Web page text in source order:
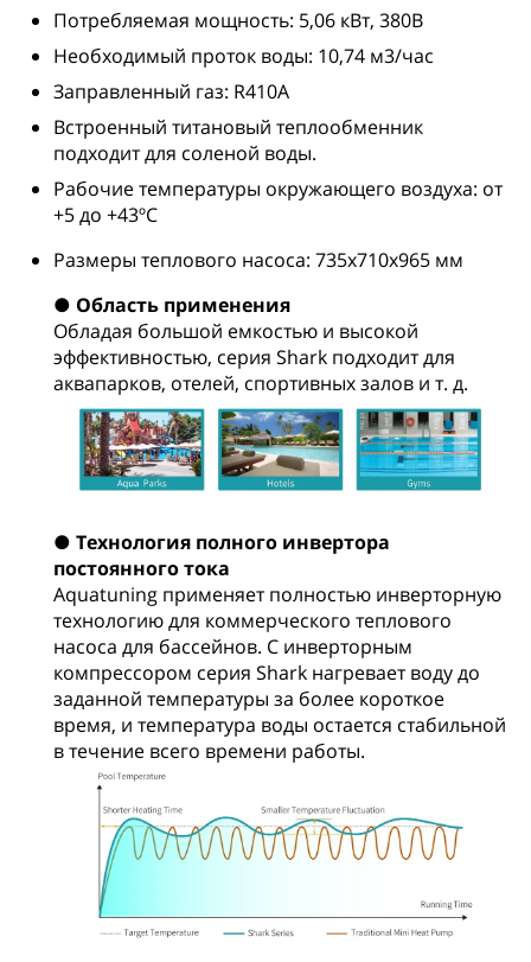
Потребляемая мощность: 5,06 кВт, 380В
Необходимый проток воды: 10,74 м3/час
Заправленный газ: R410А
Встроенный титановый теплообменник
подходит для соленой воды.
Рабочие температуры окружающего воздуха: от
+5 до +43ºC
Размеры теплового насоса: 735x710x965 мм
● Область применения
Обладая большой емкостью и высокой
эффективностью, серия Shark подходит для
аквапарков, отелей, спортивных залов и т. д.
● Технология полного инвертора
постоянного тока
Aquatuning применяет полностью инверторную
технологию для коммерческого теплового
насоса для бассейнов. С инверторным
компрессором серия Shark нагревает воду до
заданной температуры за более короткое
время, и температура воды остается стабильной
в течение всего времени работы.